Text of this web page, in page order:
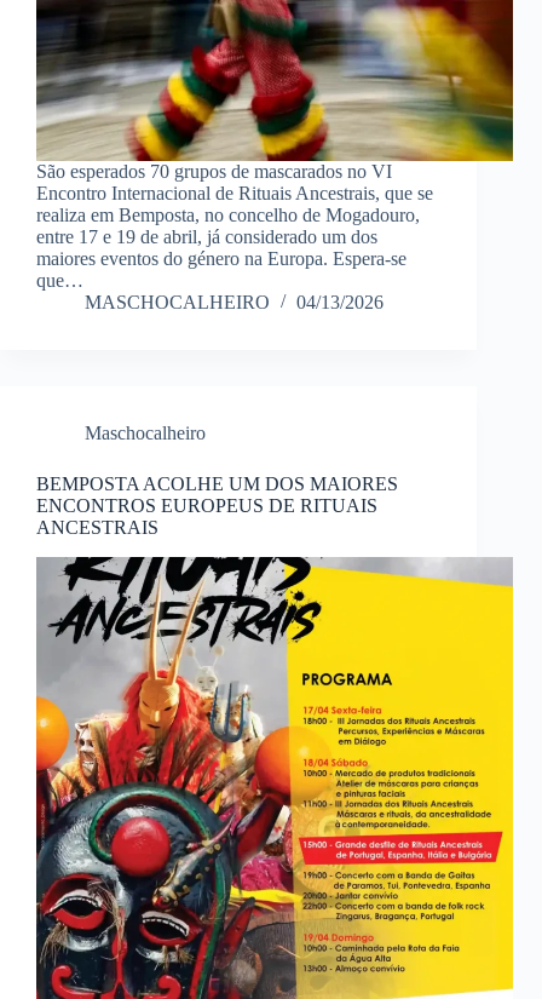
São esperados 70 grupos de mascarados no VI
Encontro Internacional de Rituais Ancestrais, que se
realiza em Bemposta, no concelho de Mogadouro,
entre 17 e 19 de abril, já considerado um dos
maiores eventos do género na Europa. Espera-se
que…
MASCHOCALHEIRO
04/13/2026
Maschocalheiro
BEMPOSTA ACOLHE UM DOS MAIORES
ENCONTROS EUROPEUS DE RITUAIS
ANCESTRAIS